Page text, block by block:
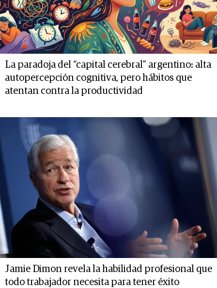
La paradoja del “capital cerebral” argentino: alta
autopercepción cognitiva, pero hábitos que
atentan contra la productividad
Jamie Dimon revela la habilidad profesional que
todo trabajador necesita para tener éxito